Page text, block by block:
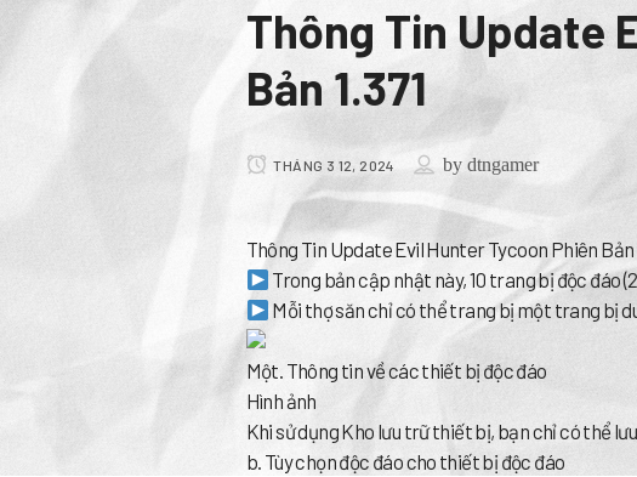
Thông Tin Update
Bản 1.371
THÁNG 3 12, 2024 by dtngamer
Thông Tin Update Evil Hunter Tycoon Phiên Bản
Trong bản cập nhật này, 10 trang bị độc đáo
Mỗi thợ săn chỉ có thể trang bị một trang bị
Một. Thông tin về các thiết bị độc đáo
Hình ảnh
Khi sử dụng Kho lưu trữ thiết bị, bạn chỉ có thể
b. Tùy chọn độc đáo cho thiết bị độc đáo